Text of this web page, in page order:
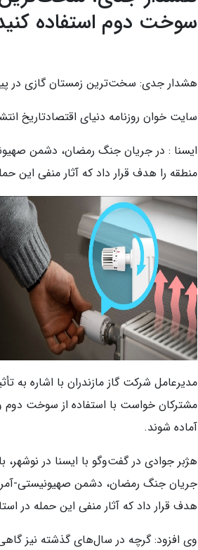
سوخت دوم استفاده
هشدار جدی: سخت‌ترین زمستان گازی در
سایت خوان روزنامه دنیای اقتصادتاریخ انتشار :۱۴۰۵/۰۲/۳۱ ۰۲:۳۰شماره خبر
منطقه را هدف قرار داد که آثار منفی این
مدیرعامل شرکت گاز مازندران با اشاره به
آماده شوند.
هژبر جوادی در گفت‌وگو با ایسنا در
هدف قرار داد که آثار منفی این حمله در
وی افزود: گرچه در سال‌های گذشته نیز گاهی